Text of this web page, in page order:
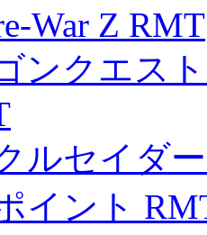
War Z RMT
ンクエス
ルセイダ
イント